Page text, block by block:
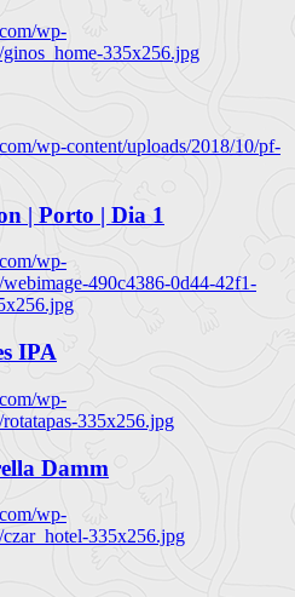
wp-
335x256.jpg
wp-content/uploads/2018/10/pf-
| Porto | Dia 1
wp-
490c4386-0d44-42f1-
IPA
wp-
335x256.jpg
Damm
wp-
335x256.jpg